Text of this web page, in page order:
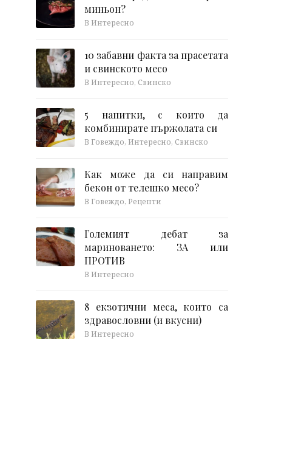
миньон?
В Интересно
10 забавни факта за прасетата
и свинското месо
В Интересно, Свинско
5 напитки, с които да
комбинирате пържолата си
В Говеждо, Интересно, Свинско
Как може да си направим
бекон от телешко месо?
В Говеждо, Рецепти
Големият дебат за
мариноването: ЗА или
ПРОТИВ
В Интересно
8 екзотични меса, които са
здравословни (и вкусни)
В Интересно